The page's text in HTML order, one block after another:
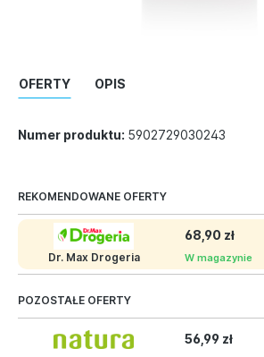
OFERTY OPIS
Numer produktu: 5902729030243
REKOMENDOWANE OFERTY
Dr. Max Drogeria
68,90 zł
W magazynie
POZOSTAŁE OFERTY
56,99 zł